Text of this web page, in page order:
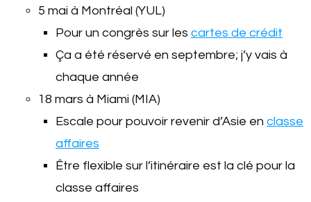
5 mai à Montréal (YUL)
Pour un congrès sur les cartes de crédit
Ça a été réservé en septembre; j’y vais à
chaque année
18 mars à Miami (MIA)
Escale pour pouvoir revenir d’Asie en classe
affaires
Être flexible sur l’itinéraire est la clé pour la
classe affaires